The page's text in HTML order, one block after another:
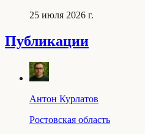
25 июля 2026 г.
Публикации
Антон Курлатов
Ростовская область